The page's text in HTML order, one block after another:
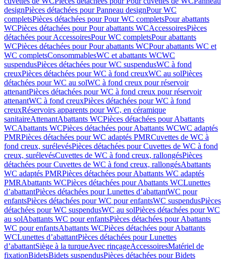
designPièces détachées pour Panneau designPour WC
completsPièces détachées pour Pour WC completsPour abattants
WCPièces détachées pour Pour abattants WCAccessoiresPièces
détachées pour AccessoiresPour WC completsPour abattants
WCPièces détachées pour Pour abattants WCPour abattants WC et
WC completsConsommablesWC et abattants WCWC
suspendusPièces détachées pour WC suspendusWC à fond
creuxPièces détachées pour WC à fond creuxWC au solPièces
détachées pour WC au solWC à fond creux pour réservoir
attenantPièces détachées pour WC à fond creux pour réservoir
attenantWC à fond creuxPièces détachées pour WC à fond
creuxRéservoirs apparents pour WC, en céramique
sanitaireAttenantAbattants WCPièces détachées pour Abattants
WCAbattants WCPièces détachées pour Abattants WCWC adaptés
PMRPièces détachées pour WC adaptés PMRCuvettes de WC à
fond creux, surélevésPièces détachées pour Cuvettes de WC à fond
creux, surélevésCuvettes de WC à fond creux, rallongésPièces
détachées pour Cuvettes de WC à fond creux, rallongésAbattants
WC adaptés PMRPièces détachées pour Abattants WC adaptés
PMRAbattants WCPièces détachées pour Abattants WCLunettes
d’abattantPièces détachées pour Lunettes d’abattantWC pour
enfantsPièces détachées pour WC pour enfantsWC suspendusPièces
détachées pour WC suspendusWC au solPièces détachées pour WC
au solAbattants WC pour enfantsPièces détachées pour Abattants
WC pour enfantsAbattants WCPièces détachées pour Abattants
WCLunettes d’abattantPièces détachées pour Lunettes
d’abattantSiège à la turqueAvec rinçageAccessoiresMatériel de
fixationBidetsBidets suspendusPièces détachées pour Bidets